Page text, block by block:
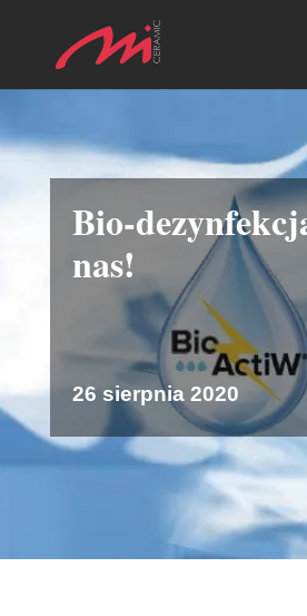
Bio-
nas!
26 sierpnia 2020